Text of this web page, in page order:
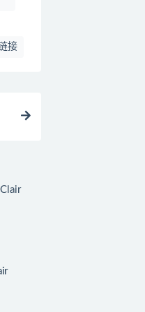
接